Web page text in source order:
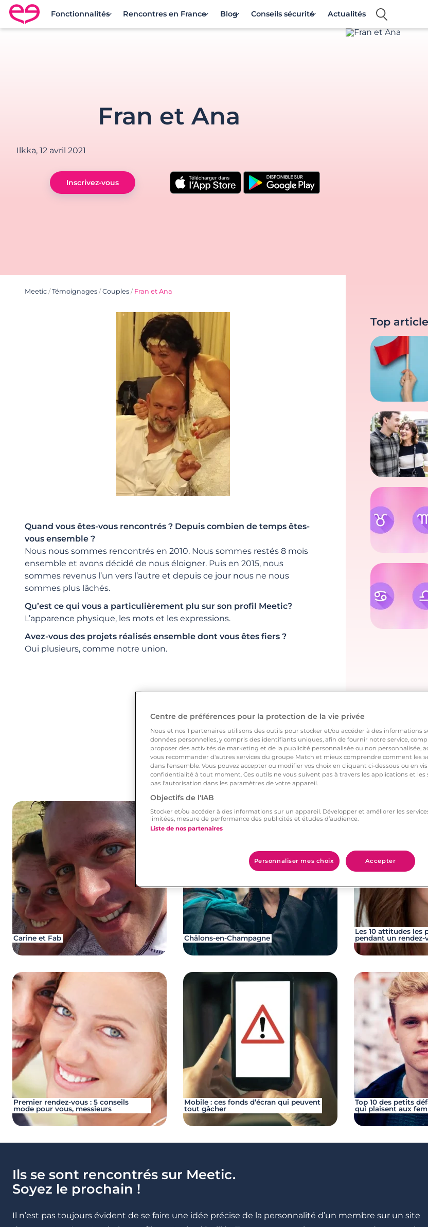
Rencontre en France avec Meetic
Fonctionnalités Rencontres en France Blog Conseils sécurité Actualités
Fran et Ana
Ilkka, 12 avril 2021
Inscrivez-vous
Meetic /Témoignages /Couples / Fran et Ana
Quand vous êtes-vous rencontrés ? Depuis combien de temps êtes-
vous ensemble ?
Nous nous sommes rencontrés en 2010. Nous sommes restés 8 mois
ensemble et avons décidé de nous éloigner. Puis en 2015, nous
sommes revenus l’un vers l’autre et depuis ce jour nous ne nous
sommes plus lâchés.
Qu’est ce qui vous a particulièrement plu sur son profil Meetic?
L’apparence physique, les mots et les expressions.
Avez-vous des projets réalisés ensemble dont vous êtes fiers ?
Oui plusieurs, comme notre union.
Top
Vous aimerez aussi
Carine et Fab Châlons-en-Champagne
Les 10 attitudes les
pendant un rendez-
Premier rendez-vous : 5 conseils
mode pour vous, messieurs
Mobile : ces fonds d’écran qui peuvent
tout gâcher
Top 10 des petits
qui plaisent aux
Ils se sont rencontrés sur Meetic.
Soyez le prochain !
Il n’est pas toujours évident de se faire une idée précise de la personnalité d’un membre sur un site
Centre de préférences pour la protection de la vie privée
Nous et nos 1 partenaires utilisons des outils pour stocker et/ou accéder à des informations
données personnelles, y compris des identifiants uniques, afin de fournir notre service,
proposer des activités de marketing et de la publicité personnalisée ou non personnalisée,
vous recommander d'autres services du groupe Match et mieux comprendre comment les
dans l'ensemble. Vous pouvez accepter ou modifier vos choix en cliquant ci-dessous ou en
confidentialité à tout moment. Ces outils ne vous suivent pas à travers les applications et
pas l'autorisation dans les paramètres de votre appareil.
Objectifs de l'IAB
Stocker et/ou accéder à des informations sur un appareil. Développer et améliorer les
limitées, mesure de performance des publicités et études d’audience.
Liste de nos partenaires
Personnaliser mes choix Accepter